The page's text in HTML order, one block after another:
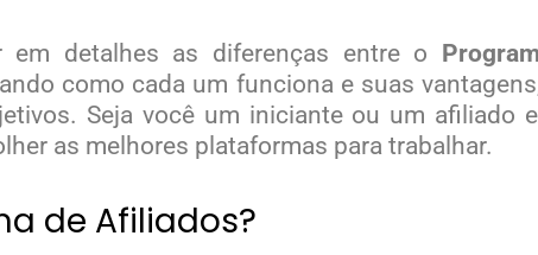
em detalhes as diferenças entre o
como cada um funciona e suas
Seja você um iniciante ou um afiliado
as melhores plataformas para trabalhar.
de Afiliados?